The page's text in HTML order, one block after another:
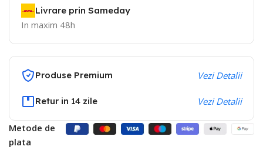
Livrare prin Sameday
In maxim 48h
Produse Premium Vezi Detalii
Retur in 14 zile Vezi Detalii
Metode de
plata